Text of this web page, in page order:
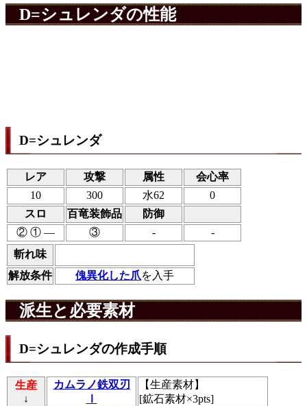
D=シュレンダの性能
D=シュレンダ
レア 攻撃 属性
会心率
10
300 水62
0
スロ
百竜装飾品
防御
② ① ―
③ -
-
斬れ味
解放条件
傀異化した爪を入手
派生と必要素材
D=シュレンダの作成手順
生産
↓
カムラノ鉄双刃
【生産素材】
[鉱石素材×3pts]